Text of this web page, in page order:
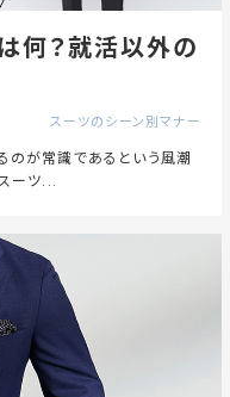
何？就活以外の
スーツのシーン別マナー
のが常識であるという風潮
ーツ...